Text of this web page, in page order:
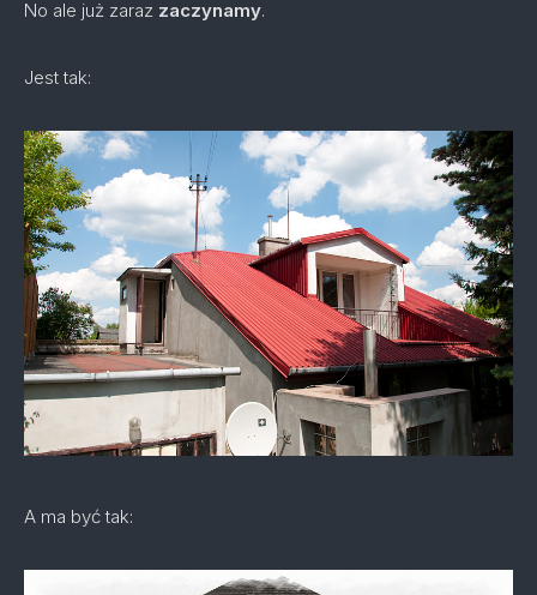
No ale już zaraz zaczynamy.
Jest tak:
A ma być tak: